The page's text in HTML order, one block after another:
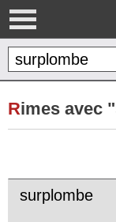
Rimes avec
surplombe